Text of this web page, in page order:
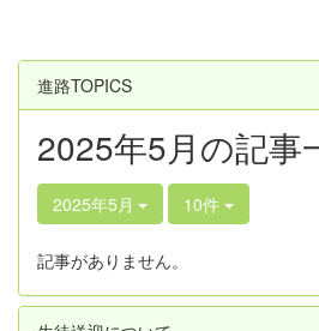
進路TOPICS
2025年5月の記事
2025年5月 10件
記事がありません。